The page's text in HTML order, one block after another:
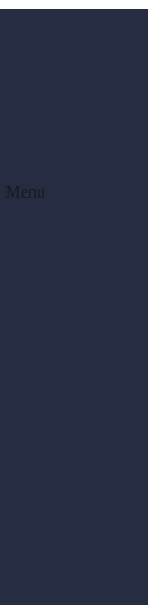
Menu